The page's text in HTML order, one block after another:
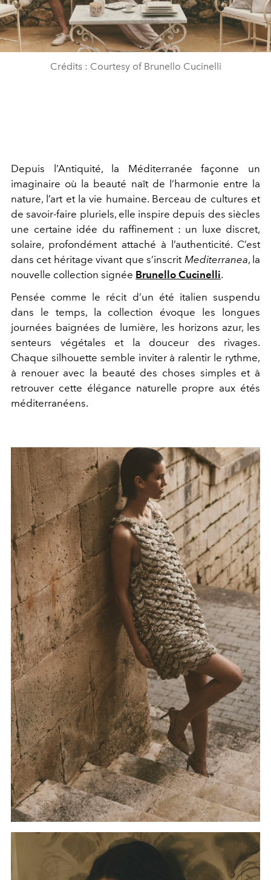
Crédits : Courtesy of Brunello Cucinelli
Depuis l’Antiquité, la Méditerranée façonne un
imaginaire où la beauté naît de l’harmonie entre la
nature, l’art et la vie humaine. Berceau de cultures et
de savoir-faire pluriels, elle inspire depuis des siècles
une certaine idée du raffinement : un luxe discret,
solaire, profondément attaché à l’authenticité. C’est
dans cet héritage vivant que s’inscrit Mediterranea, la
nouvelle collection signée Brunello Cucinelli.
Pensée comme le récit d’un été italien suspendu
dans le temps, la collection évoque les longues
journées baignées de lumière, les horizons azur, les
senteurs végétales et la douceur des rivages.
Chaque silhouette semble inviter à ralentir le rythme,
à renouer avec la beauté des choses simples et à
retrouver cette élégance naturelle propre aux étés
méditerranéens.